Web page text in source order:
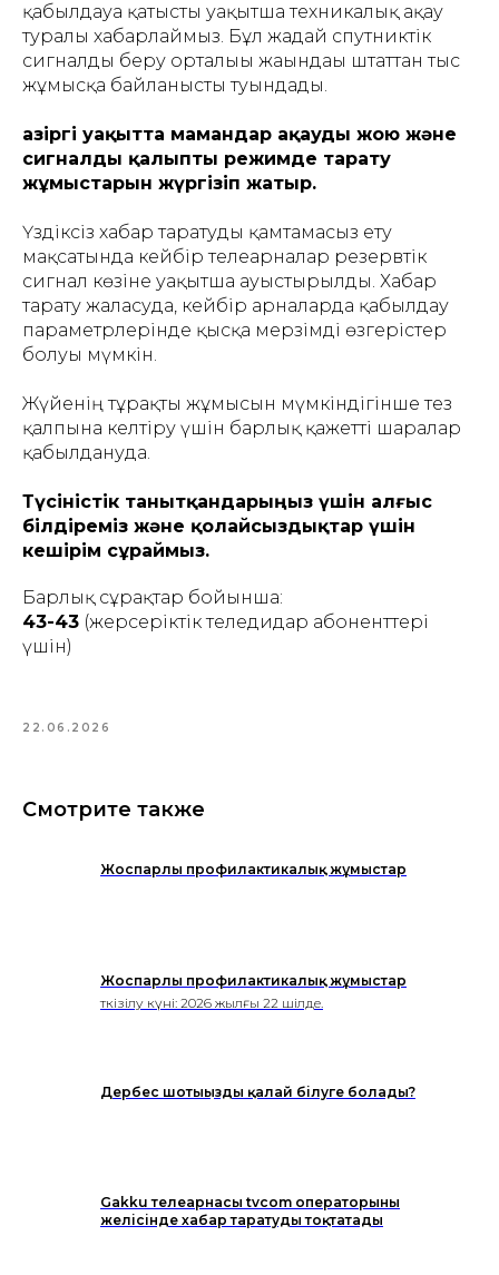
қабылдауға қатысты уақытша техникалық ақау
туралы хабарлаймыз. Бұл жағдай спутниктік
сигналды беру орталығы жағындағы штаттан тыс
жұмысқа байланысты туындады.
Қазіргі уақытта мамандар ақауды жою және
сигналды қалыпты режимде тарату
жұмыстарын жүргізіп жатыр.
Үздіксіз хабар таратуды қамтамасыз ету
мақсатында кейбір телеарналар резервтік
сигнал көзіне уақытша ауыстырылды. Хабар
тарату жалғасуда, кейбір арналарда қабылдау
параметрлерінде қысқа мерзімді өзгерістер
болуы мүмкін.
Жүйенің тұрақты жұмысын мүмкіндігінше тез
қалпына келтіру үшін барлық қажетті шаралар
қабылдануда.
Түсіністік танытқандарыңыз үшін алғыс
білдіреміз және қолайсыздықтар үшін
кешірім сұраймыз.
Барлық сұрақтар бойынша:
43-43 (жерсеріктік теледидар абоненттері
үшін)
22.06.2026
Смотрите также
Жоспарлы профилактикалық жұмыстар
Жоспарлы профилактикалық жұмыстар
Өткізілу күні: 2026 жылғы 22 шілде.
Дербес шотыңызды қалай білуге болады?
Gakku телеарнасы tvcom операторының
желісінде хабар таратуды тоқтатады